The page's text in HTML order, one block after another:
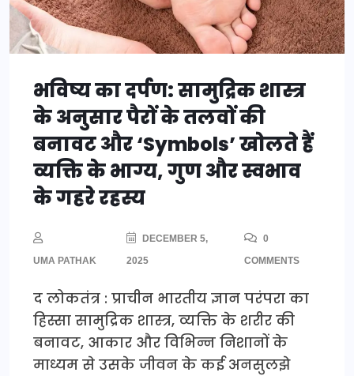
भविष्य का दर्पण: सामुद्रिक शास्त्र
के अनुसार पैरों के तलवों की
बनावट और ‘Symbols’ खोलते हैं
व्यक्ति के भाग्य, गुण और स्वभाव
के गहरे रहस्य
UMA PATHAK
DECEMBER 5,
2025
0
COMMENTS
द लोकतंत्र : प्राचीन भारतीय ज्ञान परंपरा का
हिस्सा सामुद्रिक शास्त्र, व्यक्ति के शरीर की
बनावट, आकार और विभिन्न निशानों के
माध्यम से उसके जीवन के कई अनसुलझे